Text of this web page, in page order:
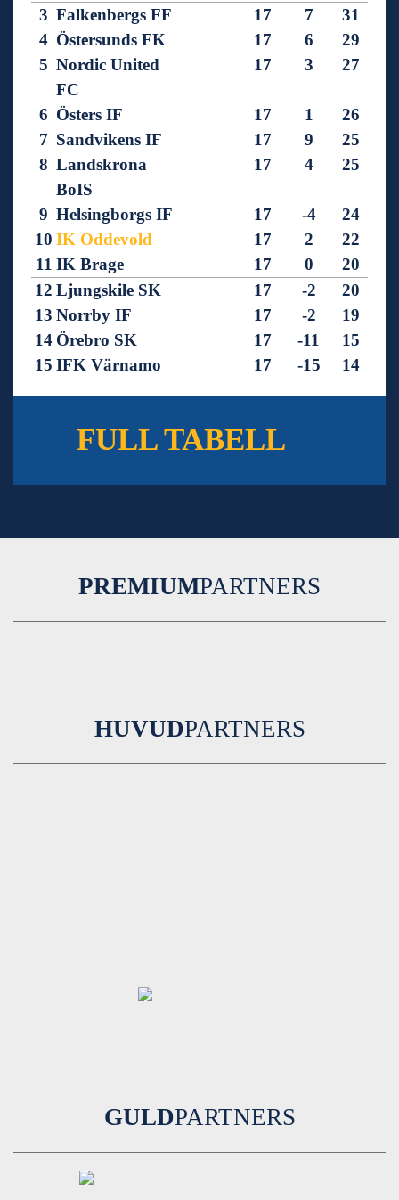
3 Falkenbergs FF 17 7
31
4 Östersunds FK 17 6
29
5 Nordic United
FC
17 3 27
6 Östers IF 17 1
26
7 Sandvikens IF 17 9
25
8 Landskrona
BoIS
17 4 25
9 Helsingborgs IF 17 -4
24
10 IK Oddevold 17 2
22
11 IK Brage 17 0
20
12 Ljungskile SK 17 -2
20
13 Norrby IF 17 -2
19
14 Örebro SK 17 -11
15
15 IFK Värnamo 17 -15
14
FULL TABELL
PREMIUMPARTNERS
HUVUDPARTNERS
GULDPARTNERS